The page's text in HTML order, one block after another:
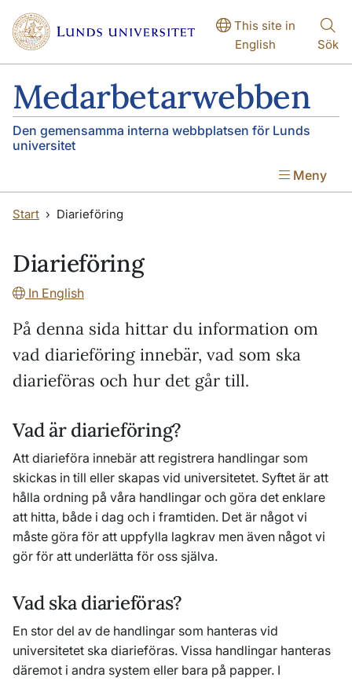
Hoppa till huvudinnehåll
Hoppa till huvudinnehåll
This site in
English
Sök
Medarbetarwebben
Den gemensamma interna webbplatsen för Lunds
universitet
Meny
Start Diarieföring
Diarieföring
In English
På denna sida hittar du information om
vad diarieföring innebär, vad som ska
diarieföras och hur det går till.
Vad är diarieföring?
Att diarieföra innebär att registrera handlingar som
skickas in till eller skapas vid universitetet. Syftet är att
hålla ordning på våra handlingar och göra det enklare
att hitta, både i dag och i framtiden. Det är något vi
måste göra för att uppfylla lagkrav men även något vi
gör för att underlätta för oss själva.
Vad ska diarieföras?
En stor del av de handlingar som hanteras vid
universitetet ska diarieföras. Vissa handlingar hanteras
däremot i andra system eller bara på papper. I